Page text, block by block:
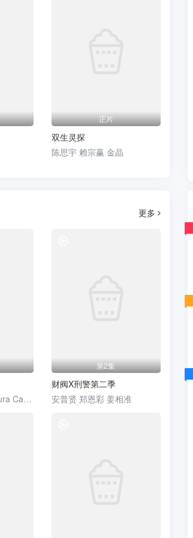
正片
双生灵探
陈思宇 赖宗赢 金晶
更多
卡洛斯·阿雷塞斯 Laura Caballero
第2集
财阀X刑警第二季
安普贤 郑恩彩 姜相准